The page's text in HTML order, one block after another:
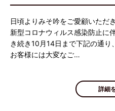
日頃よりみそ吟をご愛顧いただ
新型コロナウィルス感染防止に
き続き10月14日まで下記の通り
お客様には大変なご…
詳細